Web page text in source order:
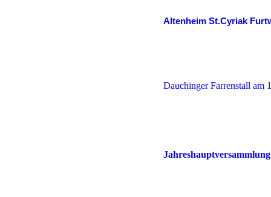
Altenheim St.Cyriak
Dauchinger Farrenstall am